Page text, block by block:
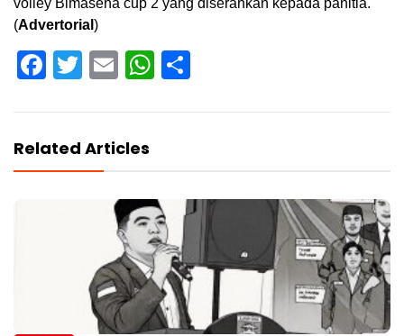
(Advertorial )
Facebook
Twitter
EmailWhatsApp
Related Articles